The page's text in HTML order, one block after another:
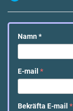
Namn *
E-mail *
Bekräfta E-mail *